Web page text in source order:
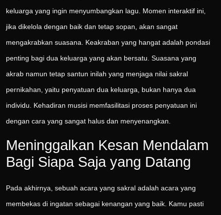
keluarga yang ingin menyumbangkan lagu. Momen interaktif ini,
jika dikelola dengan baik dan tetap sopan, akan sangat
mengakrabkan suasana. Keakraban yang hangat adalah pondasi
penting bagi dua keluarga yang akan bersatu. Suasana yang
akrab namun tetap santun inilah yang menjaga nilai sakral
pernikahan, yaitu penyatuan dua keluarga, bukan hanya dua
individu. Kehadiran musisi memfasilitasi proses penyatuan ini
dengan cara yang sangat halus dan menyenangkan.
Meninggalkan Kesan Mendalam
Bagi Siapa Saja yang Datang
Pada akhirnya, sebuah acara yang sakral adalah acara yang
membekas di ingatan sebagai kenangan yang baik. Kamu pasti